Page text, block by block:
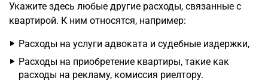
Укажите здесь любые другие расходы, связанные с
квартирой. К ним относятся, например:
Расходы на услуги адвоката и судебные издержки,
Расходы на приобретение квартиры, такие как
расходы на рекламу, комиссия риелтору.